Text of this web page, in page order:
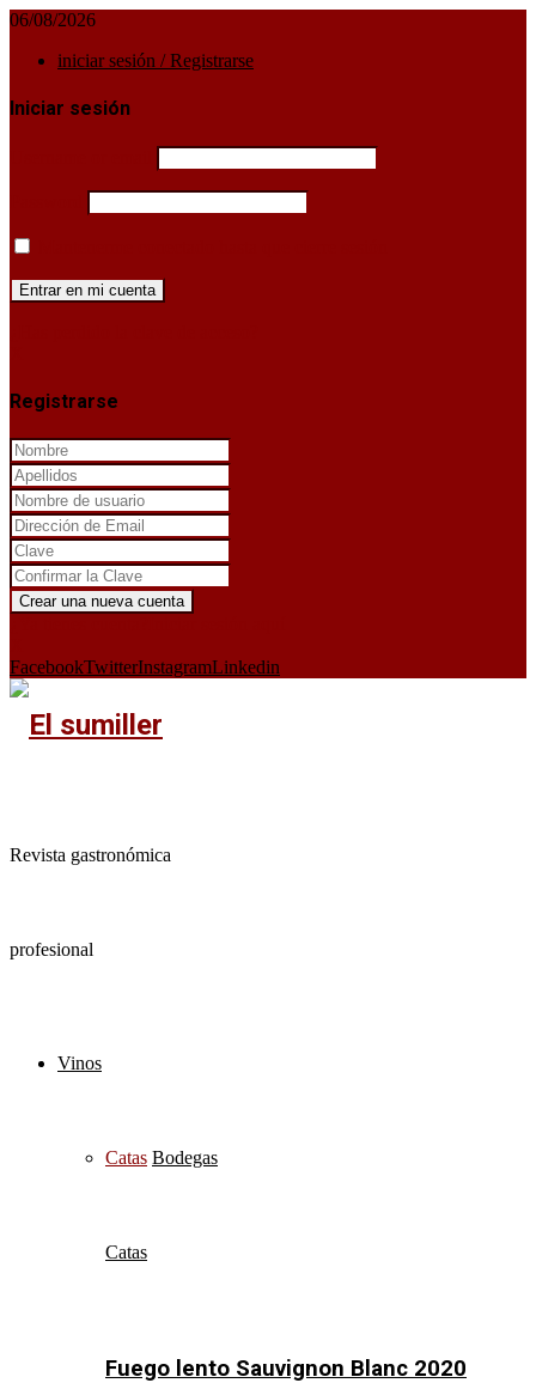
06/08/2026
iniciar sesión / Registrarse
Iniciar sesión
Registrarse
FacebookTwitterInstagramLinkedin
Revista gastronómica
profesional
Vinos
Catas Bodegas
Catas
Fuego lento Sauvignon Blanc 2020